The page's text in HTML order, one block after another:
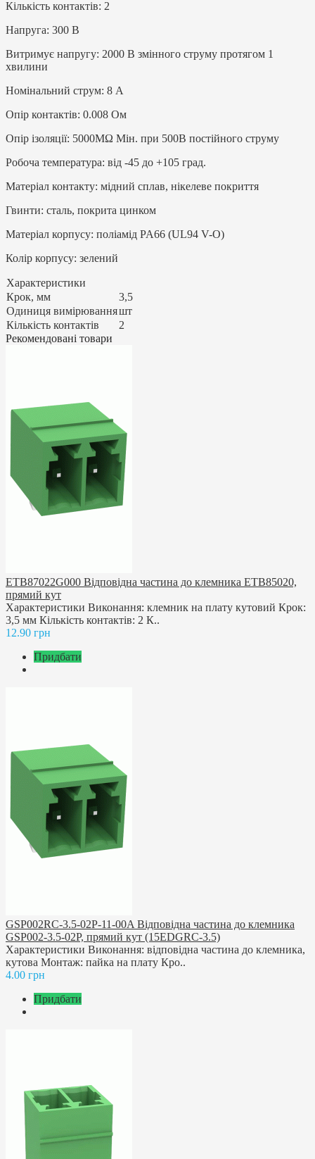
Кількість контактів: 2
Напруга: 300 В
Витримує напругу: 2000 В змінного струму протягом 1
хвилини
Номінальний струм: 8 А
Опір контактів: 0.008 Ом
Опір ізоляції: 5000MΩ Мін. при 500В постійного струму
Робоча температура: від -45 до +105 град.
Матеріал контакту: мідний сплав, нікелеве покриття
Гвинти: сталь, покрита цинком
Матеріал корпусу: поліамід PA66 (UL94 V-O)
Колір корпусу: зелений
Характеристики
Крок, мм
3,5
Одиниця вимірюванняшт
Кількість контактів
2
Рекомендовані товари
ETB87022G000 Відповідна частина до клемника ETB85020,
прямий кут
Характеристики Виконання: клемник на плату кутовий Крок:
3,5 мм Кількість контактів: 2 К..
12.90 грн
Придбати
GSP002RC-3.5-02P-11-00A Відповідна частина до клемника
GSP002-3.5-02P, прямий кут (15EDGRC-3.5)
Характеристики Виконання: відповідна частина до клемника,
кутова Монтаж: пайка на плату Кро..
4.00 грн
Придбати